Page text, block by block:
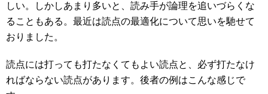
しい。しかしあまり多いと、読み手が論理を追いづらくな
ることもある。最近は読点の最適化について思いを馳せて
おりました。
読点には打っても打たなくてもよい読点と、必ず打たなけ
ればならない読点があります。後者の例はこんな感じで